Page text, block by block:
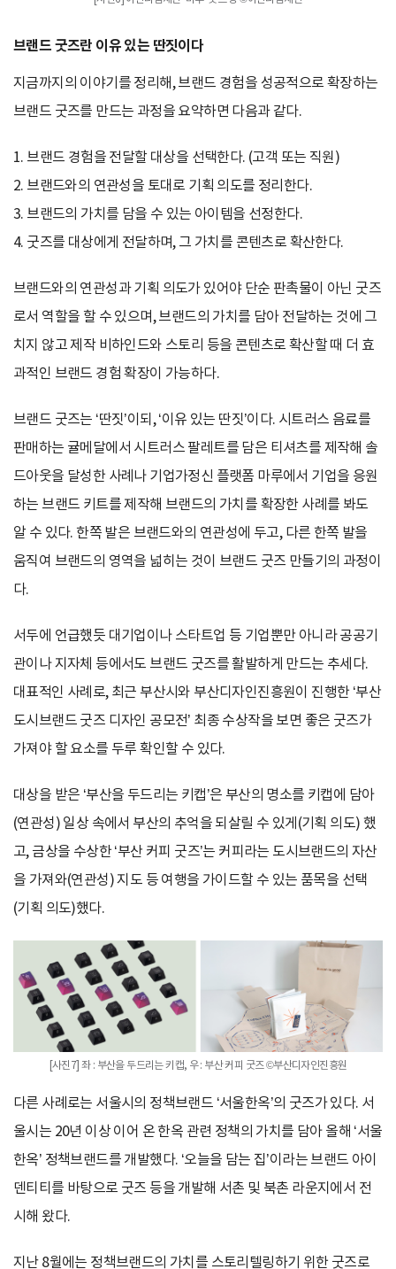
브랜드 굿즈란 이유 있는 딴짓이다
지금까지의 이야기를 정리해, 브랜드 경험을 성공적으로 확장하는
브랜드 굿즈를 만드는 과정을 요약하면 다음과 같다.
1. 브랜드 경험을 전달할 대상을 선택한다. (고객 또는 직원)
2. 브랜드와의 연관성을 토대로 기획 의도를 정리한다.
3. 브랜드의 가치를 담을 수 있는 아이템을 선정한다.
4. 굿즈를 대상에게 전달하며, 그 가치를 콘텐츠로 확산한다.
브랜드와의 연관성과 기획 의도가 있어야 단순 판촉물이 아닌 굿즈
로서 역할을 할 수 있으며, 브랜드의 가치를 담아 전달하는 것에 그
치지 않고 제작 비하인드와 스토리 등을 콘텐츠로 확산할 때 더 효
과적인 브랜드 경험 확장이 가능하다.
브랜드 굿즈는 ‘딴짓’이되, ‘이유 있는 딴짓’이다. 시트러스 음료를
판매하는 귤메달에서 시트러스 팔레트를 담은 티셔츠를 제작해 솔
드아웃을 달성한 사례나 기업가정신 플랫폼 마루에서 기업을 응원
하는 브랜드 키트를 제작해 브랜드의 가치를 확장한 사례를 봐도
알 수 있다. 한쪽 발은 브랜드와의 연관성에 두고, 다른 한쪽 발을
움직여 브랜드의 영역을 넓히는 것이 브랜드 굿즈 만들기의 과정이
다.
서두에 언급했듯 대기업이나 스타트업 등 기업뿐만 아니라 공공기
관이나 지자체 등에서도 브랜드 굿즈를 활발하게 만드는 추세다.
대표적인 사례로, 최근 부산시와 부산디자인진흥원이 진행한 ‘부산
도시브랜드 굿즈 디자인 공모전’ 최종 수상작을 보면 좋은 굿즈가
가져야 할 요소를 두루 확인할 수 있다.
대상을 받은 ‘부산을 두드리는 키캡’은 부산의 명소를 키캡에 담아
(연관성) 일상 속에서 부산의 추억을 되살릴 수 있게(기획 의도) 했
고, 금상을 수상한 ‘부산 커피 굿즈’는 커피라는 도시브랜드의 자산
을 가져와(연관성) 지도 등 여행을 가이드할 수 있는 품목을 선택
(기획 의도)했다.
[사진7] 좌 : 부산을 두드리는 키캡, 우 : 부산 커피 굿즈 ©부산디자인진흥원
다른 사례로는 서울시의 정책브랜드 ‘서울한옥’의 굿즈가 있다. 서
울시는 20년 이상 이어 온 한옥 관련 정책의 가치를 담아 올해 ‘서울
한옥’ 정책브랜드를 개발했다. ‘오늘을 담는 집’이라는 브랜드 아이
덴티티를 바탕으로 굿즈 등을 개발해 서촌 및 북촌 라운지에서 전
시해 왔다.
지난 8월에는 정책브랜드의 가치를 스토리텔링하기 위한 굿즈로